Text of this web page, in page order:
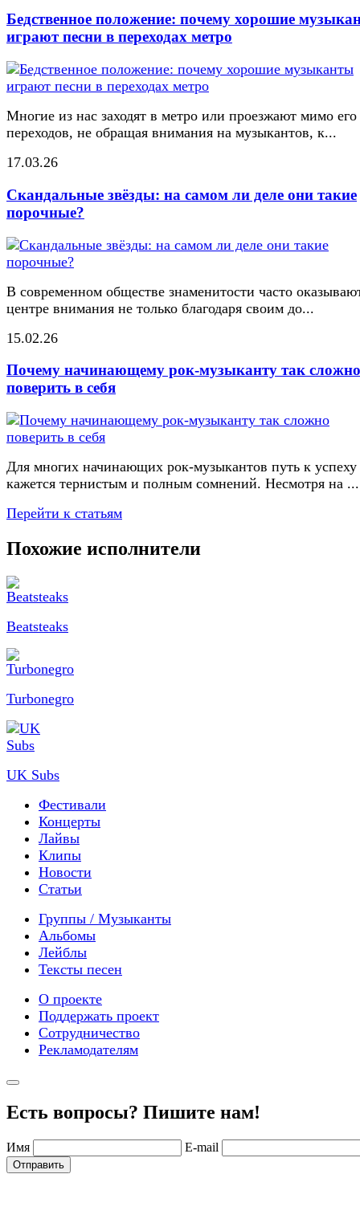
Бедственное положение: почему хорошие
играют песни в переходах метро
Многие из нас заходят в метро или проезжают мимо его
переходов, не обращая внимания на музыкантов, к...
17.03.26
Скандальные звёзды: на самом ли деле они такие
порочные?
В современном обществе знаменитости часто
центре внимания не только благодаря своим до...
15.02.26
Почему начинающему рок-музыканту так сложно
поверить в себя
Для многих начинающих рок-музыкантов путь к успеху
кажется тернистым и полным сомнений. Несмотря на ...
Перейти к статьям
Похожие исполнители
Beatsteaks
Turbonegro
UK Subs
Фестивали
Концерты
Лайвы
Клипы
Новости
Статьи
Группы / Музыканты
Альбомы
Лейблы
Тексты песен
О проекте
Поддержать проект
Сотрудничество
Рекламодателям
Есть вопросы? Пишите нам!
Имя E-mail